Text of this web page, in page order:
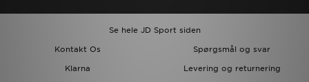
Se hele JD Sport siden
Kontakt Os
Spørgsmål og svar
Klarna
Levering og returnering